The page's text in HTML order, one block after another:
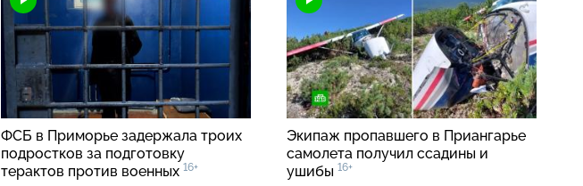
ФСБ в Приморье задержала троих
подростков за подготовку
терактов против военных 16+
Экипаж пропавшего в Приангарье
самолета получил ссадины и
ушибы 16+